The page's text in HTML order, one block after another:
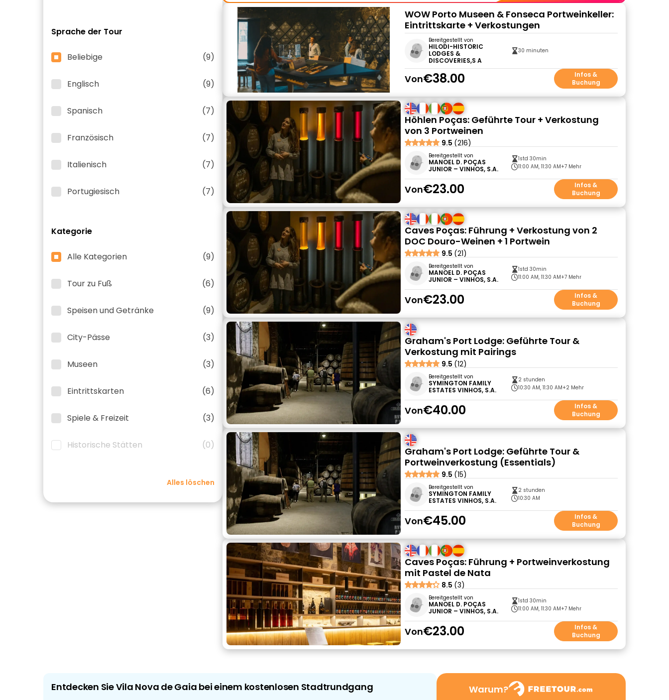
Sprache der Tour
Beliebige (9)
Englisch (9)
Spanisch (7)
Französisch (7)
Italienisch (7)
Portugiesisch (7)
Kategorie
Alle Kategorien (9)
Tour zu Fuß (6)
Speisen und Getränke (9)
City-Pässe (3)
Museen (3)
Eintrittskarten (6)
Spiele & Freizeit (3)
Historische Stätten (0)
Alles löschen
WOW Porto Museen & Fonseca Portweinkeller:
Eintrittskarte + Verkostungen
Bereitgestellt von
HILODI-HISTORIC
LODGES &
DISCOVERIES,S A
30 minuten
Von€38.00
Infos &
Buchung
Höhlen Poças: Geführte Tour + Verkostung
von 3 Portweinen
9.5 (216)
Bereitgestellt von
MANOEL D. POÇAS
JUNIOR – VINHOS, S.A.
1std 30min
11:00 AM, 11:30 AM+7 Mehr
Von€23.00
Infos &
Buchung
Caves Poças: Führung + Verkostung von 2
DOC Douro-Weinen + 1 Portwein
9.5 (21)
Bereitgestellt von
MANOEL D. POÇAS
JUNIOR – VINHOS, S.A.
1std 30min
11:00 AM, 11:30 AM+7 Mehr
Von€23.00
Infos &
Buchung
Graham's Port Lodge: Geführte Tour &
Verkostung mit Pairings
9.5 (12)
Bereitgestellt von
SYMINGTON FAMILY
ESTATES VINHOS, S.A.
2 stunden
10:30 AM, 11:30 AM+2 Mehr
Von€40.00
Infos &
Buchung
Graham's Port Lodge: Geführte Tour &
Portweinverkostung (Essentials)
9.5 (15)
Bereitgestellt von
SYMINGTON FAMILY
ESTATES VINHOS, S.A.
2 stunden
10:30 AM
Von€45.00
Infos &
Buchung
Caves Poças: Führung + Portweinverkostung
mit Pastel de Nata
8.5 (3)
Bereitgestellt von
MANOEL D. POÇAS
JUNIOR – VINHOS, S.A.
1std 30min
11:00 AM, 11:30 AM+7 Mehr
Von€23.00
Infos &
Buchung
Entdecken Sie Vila Nova de Gaia bei einem kostenlosen Stadtrundgang Warum?